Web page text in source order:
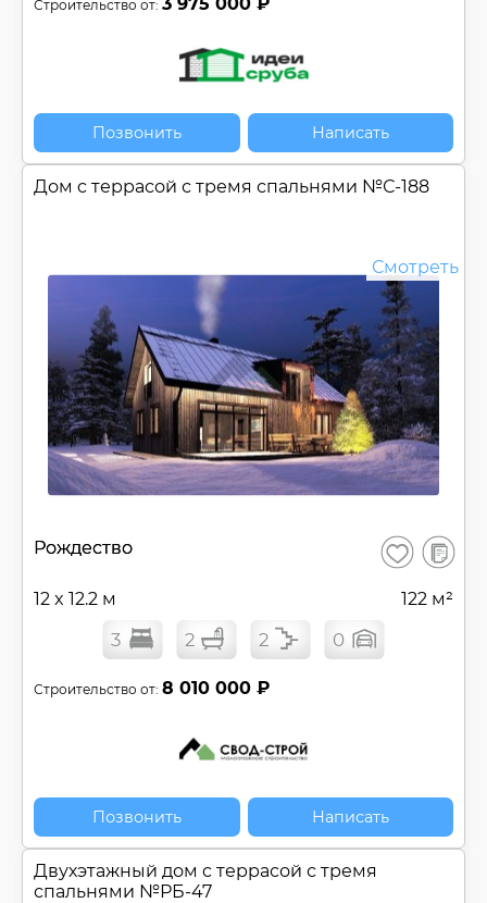
Строительство от:
Позвонить Написать
Дом c террасой с тремя спальнями №С-188
Смотреть
Рождество Сохранить
В
12 x 12.2 м 122 м²
3 2 2 0
Строительство от: 8 010 000 ₽
Позвонить Написать
Двухэтажный дом c террасой с тремя
спальнями №РБ-47